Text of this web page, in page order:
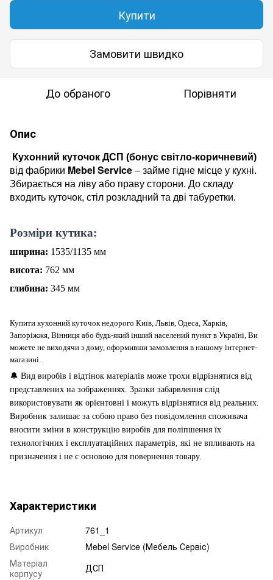
Купити
Замовити швидко
До обраного Порівняти
Опис
Кухонний куточок ДСП (бонус світло-коричневий)
від фабрики Mebel Service – займе гідне місце у кухні.
Збирається на ліву або праву сторони. До складу
входить куточок, стіл розкладний та дві табуретки.
Розміри кутика:
ширина: 1535/1135 мм
висота: 762 мм
глибина: 345 мм
Купити кухонний куточок недорого Київ, Львів, Одеса, Харків,
Запоріжжя, Вінниця або будь-який інший населений пункт в Україні, Ви
можете не виходячи з дому, оформивши замовлення в нашому інтернет-
магазині.
🔔 Вид виробів і відтінок матеріалів може трохи відрізнятися від
представлених на зображеннях. Зразки забарвлення слід
використовувати як орієнтовні і можуть відрізнятися від реальних.
Виробник залишає за собою право без повідомлення споживача
вносити зміни в конструкцію виробів для поліпшення їх
технологічних і експлуатаційних параметрів, які не впливають на
призначення і не є основою для повернення товару.
Характеристики
Артикул
761_1
Виробник
Mebel Service (Мебель Сервіс)
Матеріал
корпусу
ДСП